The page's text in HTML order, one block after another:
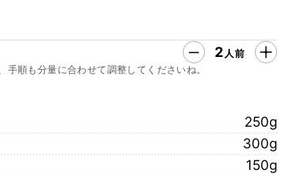
2 人前
順も分量に合わせて調整してくださいね。
250g
300g
150g